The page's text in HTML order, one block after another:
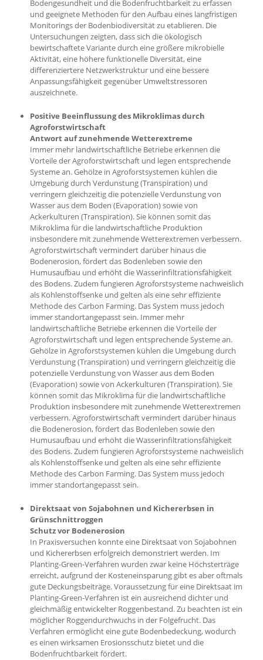
Bodengesundheit und die Bodenfruchtbarkeit zu erfassen
und geeignete Methoden für den Aufbau eines langfristigen
Monitorings der Bodenbiodiversität zu etablieren. Die
Untersuchungen zeigten, dass sich die ökologisch
bewirtschaftete Variante durch eine größere mikrobielle
Aktivität, eine höhere funktionelle Diversität, eine
differenziertere Netzwerkstruktur und eine bessere
Anpassungsfähigkeit gegenüber Umweltstressoren
auszeichnete.
Positive Beeinflussung des Mikroklimas durch
Agroforstwirtschaft
Antwort auf zunehmende Wetterextreme
Immer mehr landwirtschaftliche Betriebe erkennen die
Vorteile der Agroforstwirtschaft und legen entsprechende
Systeme an. Gehölze in Agroforstsystemen kühlen die
Umgebung durch Verdunstung (Transpiration) und
verringern gleichzeitig die potenzielle Verdunstung von
Wasser aus dem Boden (Evaporation) sowie von
Ackerkulturen (Transpiration). Sie können somit das
Mikroklima für die landwirtschaftliche Produktion
insbesondere mit zunehmende Wetterextremen verbessern.
Agroforstwirtschaft vermindert darüber hinaus die
Bodenerosion, fördert das Bodenleben sowie den
Humusaufbau und erhöht die Wasserinfiltrationsfähigkeit
des Bodens. Zudem fungieren Agroforstsysteme nachweislich
als Kohlenstoffsenke und gelten als eine sehr effiziente
Methode des Carbon Farming. Das System muss jedoch
immer standortangepasst sein. Immer mehr
landwirtschaftliche Betriebe erkennen die Vorteile der
Agroforstwirtschaft und legen entsprechende Systeme an.
Gehölze in Agroforstsystemen kühlen die Umgebung durch
Verdunstung (Transpiration) und verringern gleichzeitig die
potenzielle Verdunstung von Wasser aus dem Boden
(Evaporation) sowie von Ackerkulturen (Transpiration). Sie
können somit das Mikroklima für die landwirtschaftliche
Produktion insbesondere mit zunehmende Wetterextremen
verbessern. Agroforstwirtschaft vermindert darüber hinaus
die Bodenerosion, fördert das Bodenleben sowie den
Humusaufbau und erhöht die Wasserinfiltrationsfähigkeit
des Bodens. Zudem fungieren Agroforstsysteme nachweislich
als Kohlenstoffsenke und gelten als eine sehr effiziente
Methode des Carbon Farming. Das System muss jedoch
immer standortangepasst sein.
Direktsaat von Sojabohnen und Kichererbsen in
Grünschnittroggen
Schutz vor Bodenerosion
In Praxisversuchen konnte eine Direktsaat von Sojabohnen
und Kichererbsen erfolgreich demonstriert werden. Im
Planting-Green-Verfahren wurden zwar keine Höchsterträge
erreicht, aufgrund der Kosteneinsparung gibt es aber oftmals
gute Deckungsbeiträge. Voraussetzung für eine Direktsaat im
Planting-Green-Verfahren ist ein ausreichend dichter und
gleichmäßig entwickelter Roggenbestand. Zu beachten ist ein
möglicher Roggendurchwuchs in der Folgefrucht. Das
Verfahren ermöglicht eine gute Bodenbedeckung, wodurch
es einen wirksamen Erosionsschutz bietet und die
Bodenfruchtbarkeit fördert.